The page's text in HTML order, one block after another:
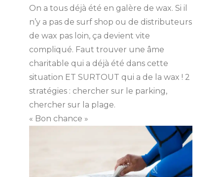
On a tous déjà été en galère de wax. Si il
n’y a pas de surf shop ou de distributeurs
de wax pas loin, ça devient vite
compliqué. Faut trouver une âme
charitable qui a déjà été dans cette
situation ET SURTOUT qui a de la wax ! 2
stratégies : chercher sur le parking,
chercher sur la plage.
« Bon chance »